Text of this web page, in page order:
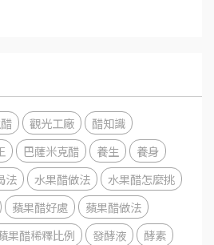
觀光工廠
醋知識
巴薩米克醋 養生
養身
法 水果醋做法
水果醋怎麼挑
蘋果醋好處
蘋果醋做法
果醋稀釋比例 發酵液 酵素